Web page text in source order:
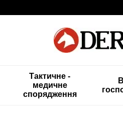
Тактичне -
медичне
спорядження